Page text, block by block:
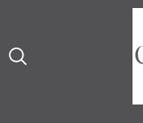
recherche
menu
principal
contenu